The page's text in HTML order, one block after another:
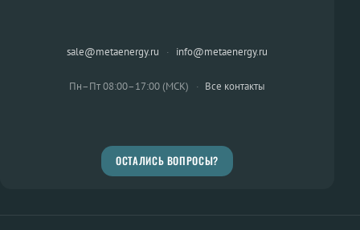
sale@metaenergy.ru · info@metaenergy.ru
Пн–Пт 08:00–17:00 (МСК) · Все контакты
ОСТАЛИСЬ ВОПРОСЫ?